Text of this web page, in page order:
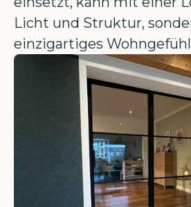
Licht und Struktur,
einzigartiges